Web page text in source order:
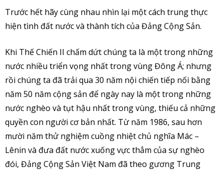
Trước hết hãy cùng nhau nhìn lại một cách trung thực
hiện tình đất nước và thành tích của Đảng Cộng Sản.
Khi Thế Chiến II chấm dứt chúng ta là một trong những
nước nhiều triển vọng nhất trong vùng Đông Á; nhưng
rồi chúng ta đã trải qua 30 năm nội chiến tiếp nối bằng
năm 50 năm cộng sản để ngày nay là một trong những
nước nghèo và tụt hậu nhất trong vùng, thiếu cả những
quyền con người cơ bản nhất. Từ năm 1986, sau hơn
mười năm thử nghiệm cuồng nhiệt chủ nghĩa Mác –
Lênin và đưa đất nước xuống vực thẳm của sự nghèo
đói, Đảng Cộng Sản Việt Nam đã theo gương Trung